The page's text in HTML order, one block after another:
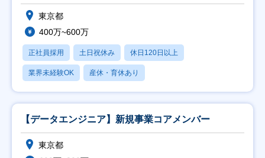
東京都
400万~600万
正社員採用 土日祝休み 休日120日以上
業界未経験OK 産休・育休あり
【データエンジニア】新規事業コアメンバー
東京都